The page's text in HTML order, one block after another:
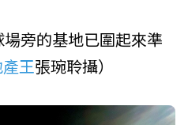
旁的基地已圍起來準
王張琬聆攝）